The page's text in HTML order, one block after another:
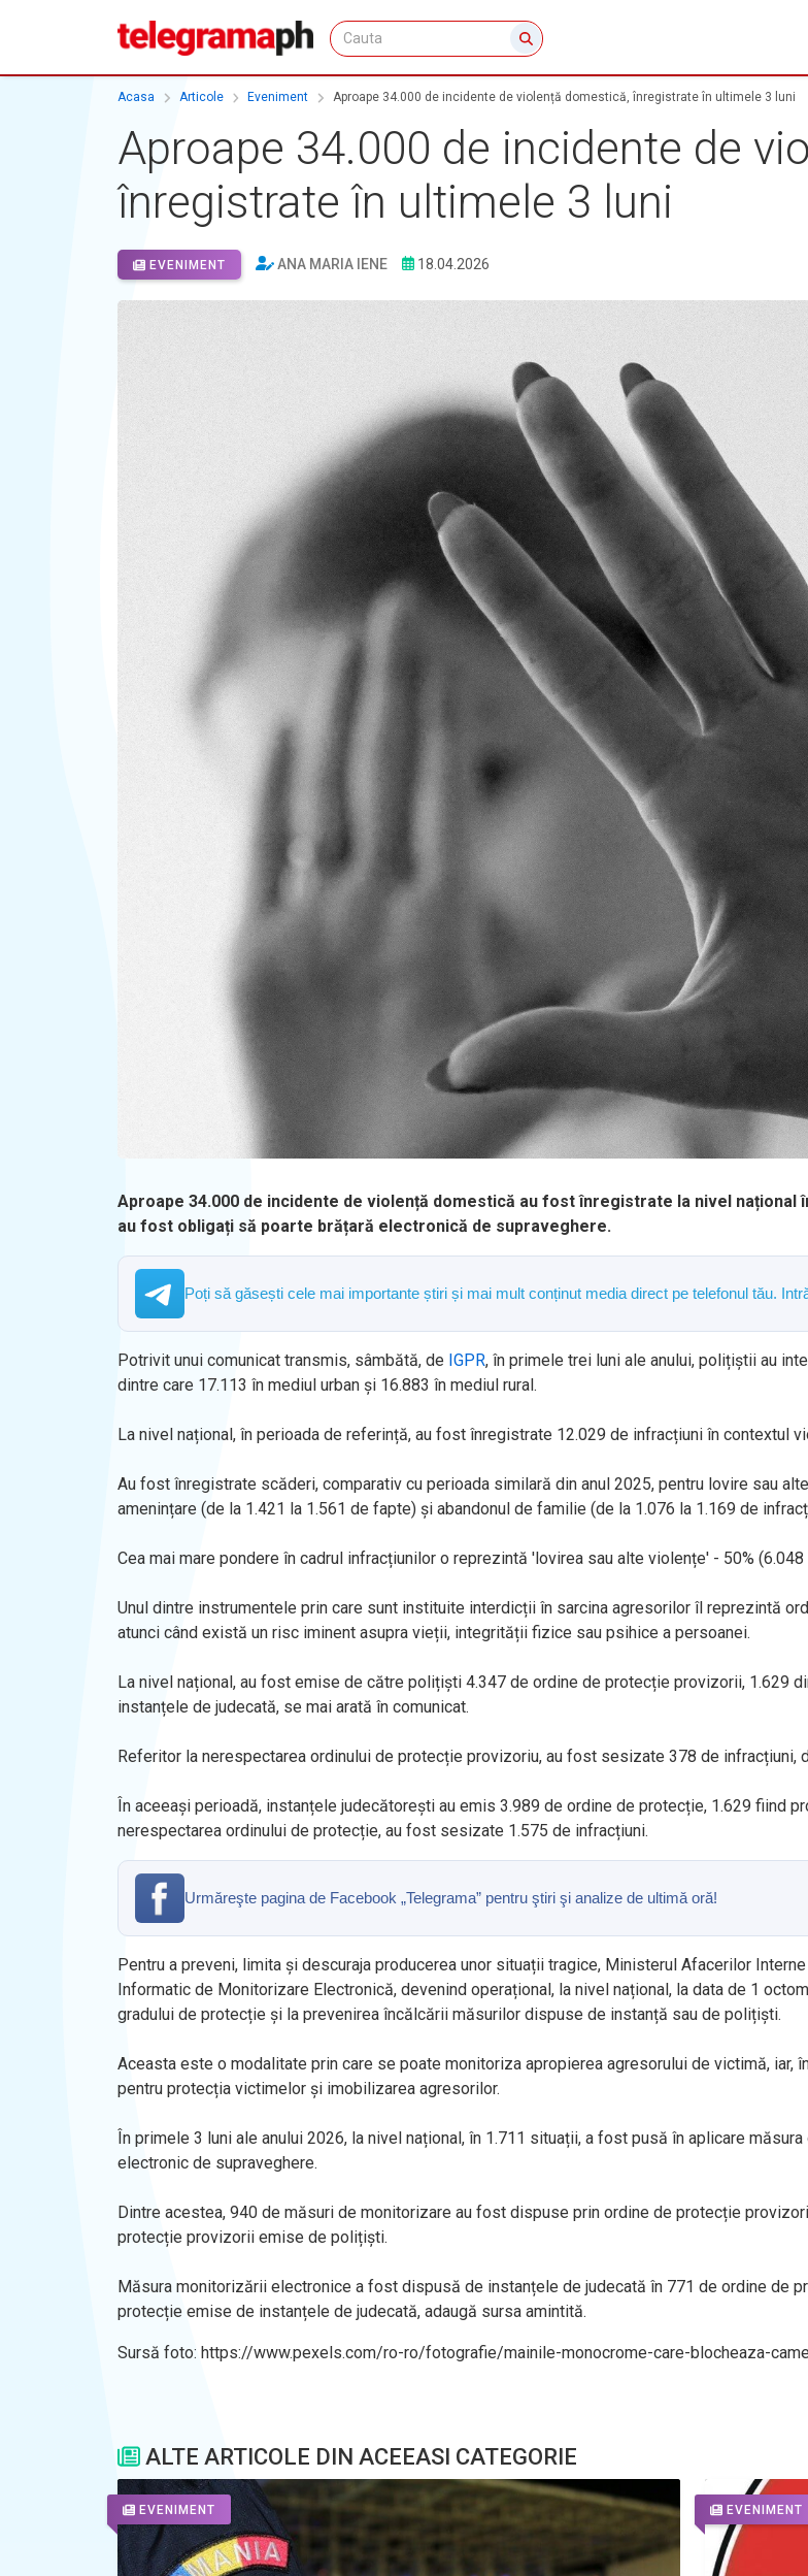
Acasa Articole Eveniment Aproape 34.000 de incidente de violență domestică, înregistrate în ultimele 3 luni
Aproape 34.000 de incidente de
înregistrate în ultimele 3 luni
EVENIMENT ANA MARIA IENE 18.04.2026
Aproape 34.000 de incidente de violență domestică au fost înregistrate la nivel
au fost obligați să poarte brățară electronică de supraveghere.
Poți să găsești cele mai importante știri și mai mult conținut media direct pe telefonul tău.
Potrivit unui comunicat transmis, sâmbătă, de IGPR, în primele trei luni ale anului, polițiștii au
dintre care 17.113 în mediul urban și 16.883 în mediul rural.
La nivel național, în perioada de referință, au fost înregistrate 12.029 de infracțiuni în contextul
Au fost înregistrate scăderi, comparativ cu perioada similară din anul 2025, pentru lovire sau
amenințare (de la 1.421 la 1.561 de fapte) și abandonul de familie (de la 1.076 la 1.169 de
Cea mai mare pondere în cadrul infracțiunilor o reprezintă 'lovirea sau alte violențe' - 50%
Unul dintre instrumentele prin care sunt instituite interdicții în sarcina agresorilor îl reprezintă
atunci când există un risc iminent asupra vieții, integrității fizice sau psihice a persoanei.
La nivel național, au fost emise de către polițiști 4.347 de ordine de protecție provizorii, 1.629
instanțele de judecată, se mai arată în comunicat.
Referitor la nerespectarea ordinului de protecție provizoriu, au fost sesizate 378 de infracțiuni,
În aceeași perioadă, instanțele judecătorești au emis 3.989 de ordine de protecție, 1.629 fiind
nerespectarea ordinului de protecție, au fost sesizate 1.575 de infracțiuni.
Urmăreşte pagina de Facebook „Telegrama” pentru ştiri şi analize de ultimă oră!
Pentru a preveni, limita și descuraja producerea unor situații tragice, Ministerul Afacerilor
Informatic de Monitorizare Electronică, devenind operațional, la nivel național, la data de 1
gradului de protecție și la prevenirea încălcării măsurilor dispuse de instanță sau de polițiști.
Aceasta este o modalitate prin care se poate monitoriza apropierea agresorului de victimă,
pentru protecția victimelor și imobilizarea agresorilor.
În primele 3 luni ale anului 2026, la nivel național, în 1.711 situații, a fost pusă în aplicare
electronic de supraveghere.
Dintre acestea, 940 de măsuri de monitorizare au fost dispuse prin ordine de protecție
protecție provizorii emise de polițiști.
Măsura monitorizării electronice a fost dispusă de instanțele de judecată în 771 de ordine de
protecție emise de instanțele de judecată, adaugă sursa amintită.
Sursă foto: https://www.pexels.com/ro-ro/fotografie/mainile-monocrome-care-blocheaza-
ALTE ARTICOLE DIN ACEEASI CATEGORIE
EVENIMENT EVENIMENT